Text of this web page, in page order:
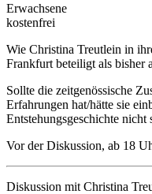
Erwachsene
kostenfrei
Wie Christina Treutlein in
Frankfurt beteiligt als bisher
Sollte die zeitgenössische
Erfahrungen hat/hätte sie
Entstehungsgeschichte
Vor der Diskussion, ab 18
Diskussion mit Christina